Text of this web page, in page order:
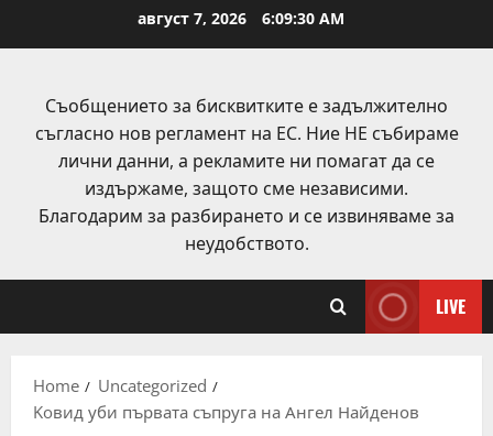
август 7, 2026 6:09:30 AM
Съобщението за бисквитките е задължително
съгласно нов регламент на ЕС. Ние НЕ събираме
лични данни, а рекламите ни помагат да се
издържаме, защото сме независими.
Благодарим за разбирането и се извиняваме за
неудобството.
LIVE
Home
Uncategorized
Koвид уби първата съпруга на Ангел Найденов